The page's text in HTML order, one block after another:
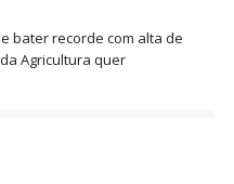
bater recorde com alta de
Agricultura quer